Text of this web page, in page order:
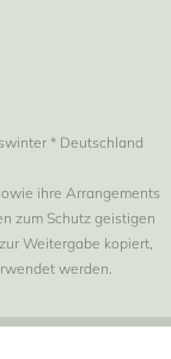
* Deutschland
ihre Arrangements
zum Schutz geistigen
Weitergabe kopiert,
werden.